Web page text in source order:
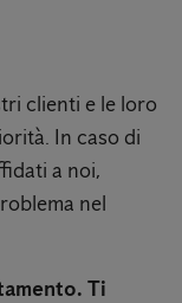
clienti e le loro
In caso di
a noi,
nel
Ti